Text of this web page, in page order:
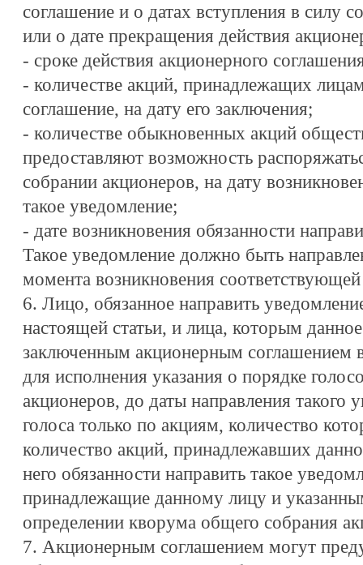
соглашение и о датах вступления в силу
или о дате прекращения действия
- сроке действия акционерного
- количестве акций, принадлежащих
соглашение, на дату его заключения;
- количестве обыкновенных акций
предоставляют возможность
собрании акционеров, на дату
такое уведомление;
- дате возникновения обязанности
Такое уведомление должно быть
момента возникновения
6. Лицо, обязанное направить
настоящей статьи, и лица, которым
заключенным акционерным соглашением
для исполнения указания о порядке
акционеров, до даты направления такого
голоса только по акциям, количество
количество акций, принадлежавших
него обязанности направить такое
принадлежащие данному лицу и
определении кворума общего собрания
7. Акционерным соглашением могут